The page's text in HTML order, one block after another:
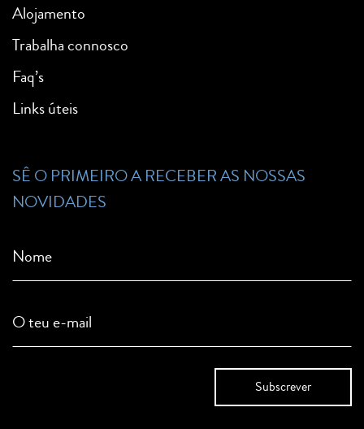
Alojamento
Trabalha connosco
Faq’s
Links úteis
SÊ O PRIMEIRO A RECEBER AS NOSSAS
NOVIDADES
Nome
O teu e-mail